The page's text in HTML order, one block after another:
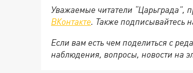
Уважаемые читатели “Царьграда”,
ВКонтакте. Также подписывайтесь
Если вам есть чем поделиться с
наблюдения, вопросы, новости на